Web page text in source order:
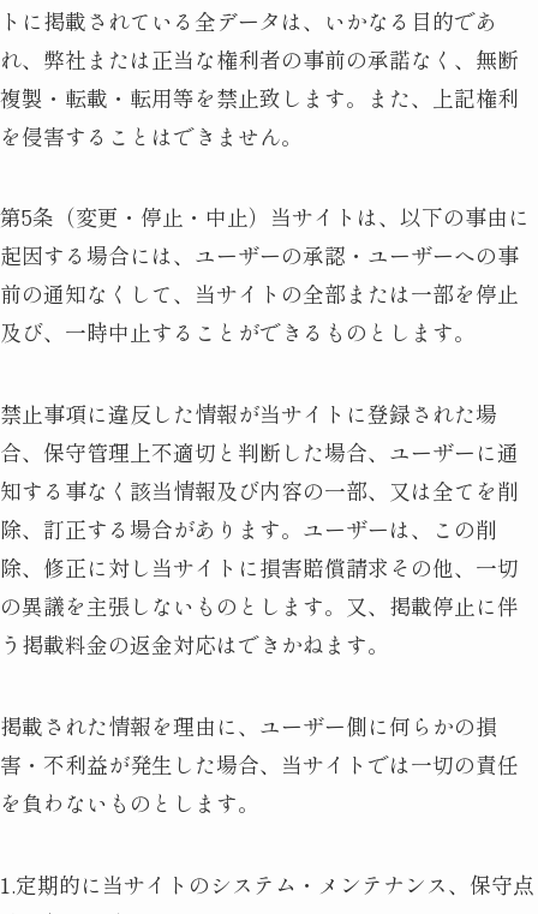
トに掲載されている全データは、いかなる目的であ
れ、弊社または正当な権利者の事前の承諾なく、無断
複製・転載・転用等を禁止致します。また、上記権利
を侵害することはできません。
第5条（変更・停止・中止）当サイトは、以下の事由に
起因する場合には、ユーザーの承認・ユーザーへの事
前の通知なくして、当サイトの全部または一部を停止
及び、一時中止することができるものとします。
禁止事項に違反した情報が当サイトに登録された場
合、保守管理上不適切と判断した場合、ユーザーに通
知する事なく該当情報及び内容の一部、又は全てを削
除、訂正する場合があります。ユーザーは、この削
除、修正に対し当サイトに損害賠償請求その他、一切
の異議を主張しないものとします。又、掲載停止に伴
う掲載料金の返金対応はできかねます。
掲載された情報を理由に、ユーザー側に何らかの損
害・不利益が発生した場合、当サイトでは一切の責任
を負わないものとします。
1.定期的に当サイトのシステム・メンテナンス、保守点